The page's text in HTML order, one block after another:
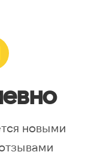
новыми